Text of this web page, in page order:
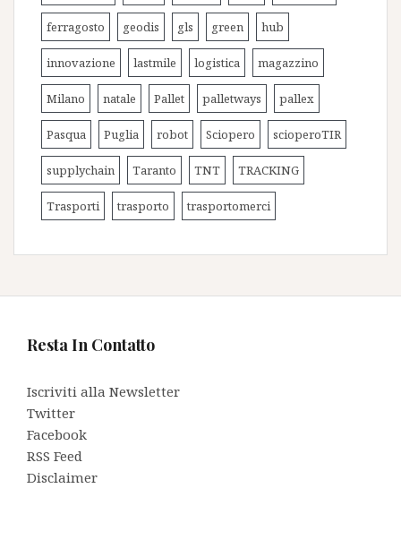
ferragosto geodis gls green hub
innovazione lastmile logistica magazzino
Milano natale Pallet palletways pallex
Pasqua Puglia robot Sciopero scioperoTIR
supplychain Taranto TNT TRACKING
Trasporti trasporto trasportomerci
Resta In Contatto
Iscriviti alla Newsletter
Twitter
Facebook
RSS Feed
Disclaimer